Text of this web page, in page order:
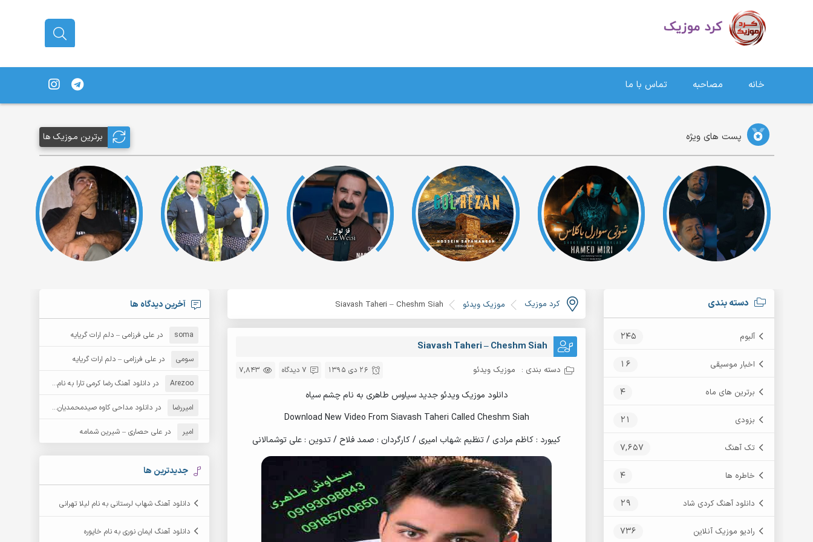
خانه مصاحبه تماس با ما
پست های ویژه برترین مـوزیک ها
دسته بندی
آلبوم 245
اخبار موسیقی 16
برترین های ماه 4
بزودی 21
تک آهنگ 7,657
خاطره ها 4
دانلود آهنگ کردی شاد 29
رادیو موزیک آنلاین 736
کرد موزیک موزیک ویدئو Siavash Taheri – Cheshm Siah
Siavash Taheri – Cheshm Siah
دسته بندی : موزیک ویدئو 7,843 7 دیدگاه 26 دی 1395
دانلود موزیک ویدئو جدید سیاوس طاهری به نام چشم سیاه
Download New Video From Siavash Taheri Called Cheshm Siah
کیبورد : کاظم مرادی / تنظیم :شهاب امیری / کارگردان : صمد فلاح / تدوین : علی توشمالانی
آخرین دیدگاه ها
soma درعلی فرزامی – دلم ارات گریایه
سومی درعلی فرزامی – دلم ارات گریایه
Arezoo دردانلود آهنگ رضا کرمی تارا به نام قمار
امیررضا دردانلود مداحی کاوه صیدمحمدیان به نام سردار باوفا
امیر درعلی حصاری – شیرین شمامه
جدیدترین ها
دانلود آهنگ شهاب لرستانی به نام لیلا تهرانی
دانلود آهنگ ایمان نوری به نام خاپوره